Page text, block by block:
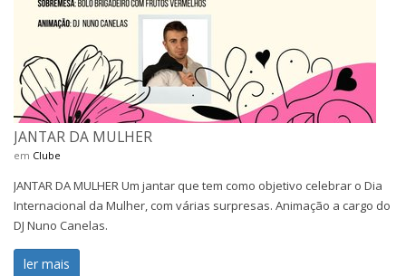
JANTAR DA MULHER
em Clube
JANTAR DA MULHER Um jantar que tem como objetivo celebrar o Dia
Internacional da Mulher, com várias surpresas. Animação a cargo do
DJ Nuno Canelas.
ler mais